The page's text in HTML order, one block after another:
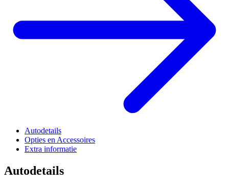
Autodetails
Opties en Accessoires
Extra informatie
Autodetails